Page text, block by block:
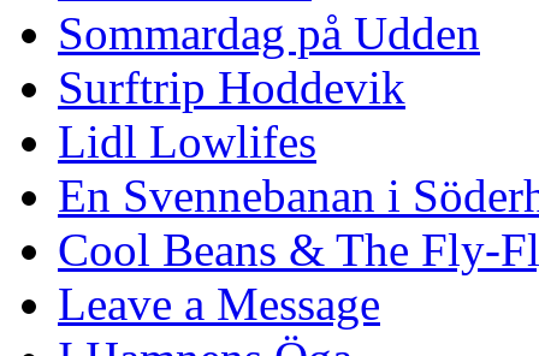
Sommardag på Udden
Surftrip Hoddevik
Lidl Lowlifes
En Svennebanan i
Cool Beans & The Fly-
Leave a Message